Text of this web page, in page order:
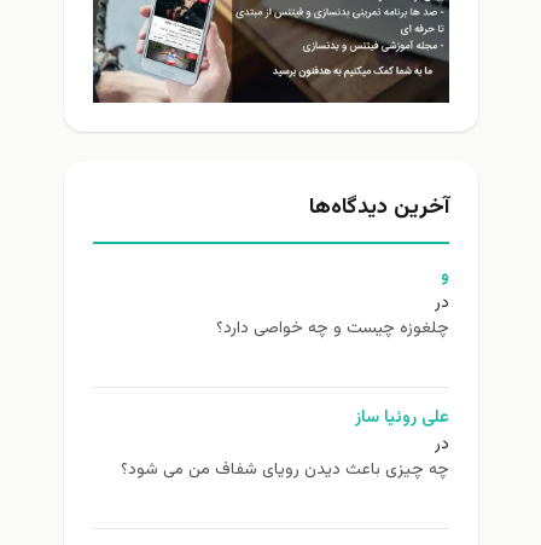
آخرین دیدگاه‌ها
و
در
چلغوزه چیست و چه خواصی دارد؟
علی روئیا ساز
در
چه چیزی باعث دیدن رویای شفاف من می شود؟